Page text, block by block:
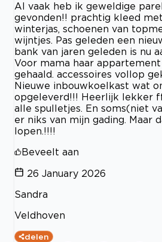
Al vaak heb ik geweldige
gevonden!! prachtig kleed
winterjas, schoenen van
wijntjes. Pas geleden een
bank van jaren geleden is nu
Voor mama haar
gehaald. accessoires vollop
Nieuwe inbouwkoelkast wat
opgeleverd!!! Heerlijk lekker
alle spulletjes. En soms(niet
er niks van mijn gading. Maar
lopen.!!!!
Beveelt aan
26 January 2026
Sandra
Veldhoven
delen